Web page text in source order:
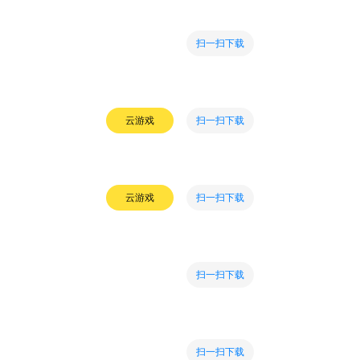
扫一扫下载
云游戏 扫一扫下载
云游戏 扫一扫下载
扫一扫下载
扫一扫下载